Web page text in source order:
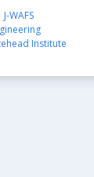
J-WAFS
Institute